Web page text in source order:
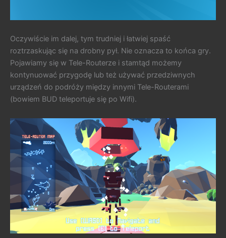
Oczywiście im dalej, tym trudniej i łatwiej spaść
roztrzaskując się na drobny pył. Nie oznacza to końca gry.
Pojawiamy się w Tele-Routerze i stamtąd możemy
kontynuować przygodę lub też używać przedziwnych
urządzeń do podróży między innymi Tele-Routerami
(bowiem BUD teleportuje się po Wifi).